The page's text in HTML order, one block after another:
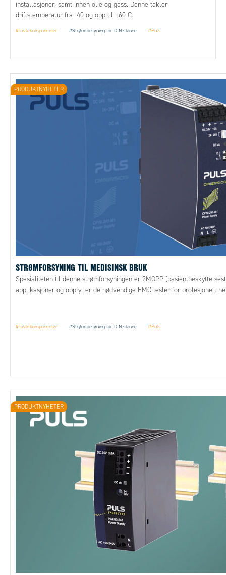
installasjoner, samt innen olje og gass. Denne takler
driftstemperatur fra -40 og opp til +60 C.
#Tavlekomponenter #Strømforsyning for DIN-skinne #Puls
STRØMFORSYNING TIL MEDISINSK BRUK
Spesialiteten til denne strømforsyningen er 2MOPP
applikasjoner og oppfyller de nødvendige EMC tester for profesjonelt
#Tavlekomponenter #Strømforsyning for DIN-skinne #Puls
PRODUKTNYHETER
PRODUKTNYHETER